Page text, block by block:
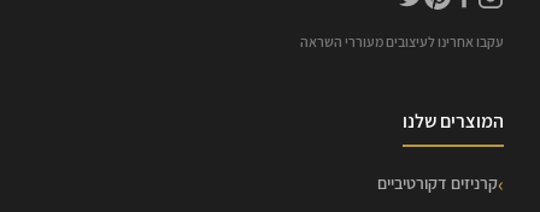
עקבו אחרינו לעיצובים מעוררי השראה
המוצרים שלנו
קרניזים דקורטיביים